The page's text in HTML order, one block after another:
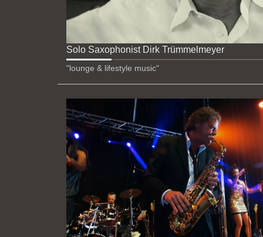
Solo Saxophonist Dirk Trümmelmeyer
"lounge & lifestyle music"